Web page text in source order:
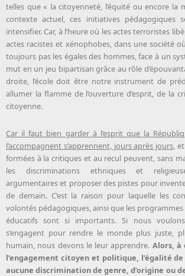
telles que « la citoyenneté, l’équité ou encore la
contexte actuel, ces initiatives
intensifier. Car, à l’heure où les actes terroristes
actes racistes et xénophobes, dans une société
toujours pas les égales des hommes, face à un
mut en un jeu bipartisan grâce au rôle
droite, l’école doit être notre instrument de
allumer la flamme de l’ouverture d’esprit, de la
citoyenne.
Car il faut bien garder à l’esprit que la
l’accompagnent s’apprennent, jours après jours,
formées à la critiques et au recul peuvent, sans
les discriminations ethniques et
argumentaires et proposer des pistes pour
de demain. C’est la raison pour laquelle les
volontés pédagogiques, ainsi que les
éducatifs sont si importants. Si nous
s’engagent pour rendre le monde plus juste,
humain, nous devons le leur apprendre. Alors, à
l’engagement citoyen et politique, l’égalité
aucune discrimination de genre, d’origine ou